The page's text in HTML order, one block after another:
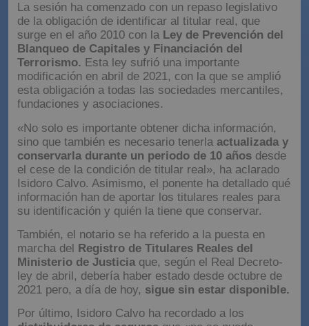
La sesión ha comenzado con un repaso legislativo
de la obligación de identificar al titular real, que
surge en el año 2010 con la Ley de Prevención del
Blanqueo de Capitales y Financiación del
Terrorismo. Esta ley sufrió una importante
modificación en abril de 2021, con la que se amplió
esta obligación a todas las sociedades mercantiles,
fundaciones y asociaciones.
«No solo es importante obtener dicha información,
sino que también es necesario tenerla actualizada y
conservarla durante un periodo de 10 años desde
el cese de la condición de titular real», ha aclarado
Isidoro Calvo. Asimismo, el ponente ha detallado qué
información han de aportar los titulares reales para
su identificación y quién la tiene que conservar.
También, el notario se ha referido a la puesta en
marcha del Registro de Titulares Reales del
Ministerio de Justiciaque, según el Real Decreto-
ley de abril, debería haber estado desde octubre de
2021 pero, a día de hoy, sigue sin estar disponible.
Por último, Isidoro Calvo ha recordado a los